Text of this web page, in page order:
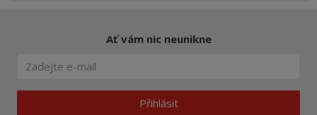
Ať vám nic neunikne
Přihlásit